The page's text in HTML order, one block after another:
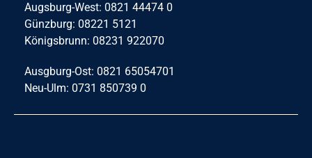
Augsburg-West: 0821 44474 0
Günzburg: 08221 5121
Königsbrunn: 08231 922070
Ausgburg-Ost: 0821 65054701
Neu-Ulm: 0731 850739 0